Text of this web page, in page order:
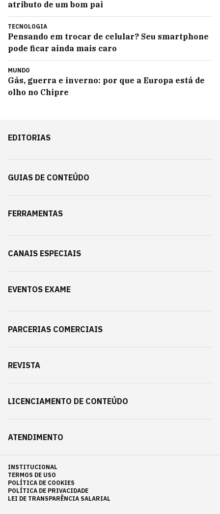
atributo de um bom pai
TECNOLOGIA
Pensando em trocar de celular? Seu smartphone
pode ficar ainda mais caro
MUNDO
Gás, guerra e inverno: por que a Europa está de
olho no Chipre
EDITORIAS
GUIAS DE CONTEÚDO
FERRAMENTAS
CANAIS ESPECIAIS
EVENTOS EXAME
PARCERIAS COMERCIAIS
REVISTA
LICENCIAMENTO DE CONTEÚDO
ATENDIMENTO
INSTITUCIONAL
TERMOS DE USO
POLÍTICA DE COOKIES
POLÍTICA DE PRIVACIDADE
LEI DE TRANSPARÊNCIA SALARIAL